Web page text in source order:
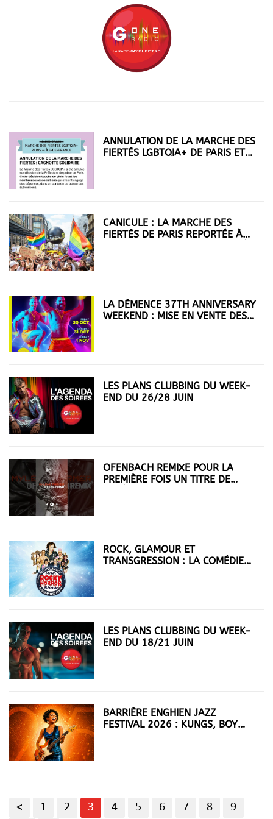
ANNULATION DE LA MARCHE DES
FIERTÉS LGBTQIA+ DE PARIS ET
CANICULE : LA MARCHE DES
FIERTÉS DE PARIS REPORTÉE À
LA DÉMENCE 37TH ANNIVERSARY
WEEKEND : MISE EN VENTE DES
LES PLANS CLUBBING DU WEEK-
END DU 26/28 JUIN
OFENBACH REMIXE POUR LA
PREMIÈRE FOIS UN TITRE DE
ROCK, GLAMOUR ET
TRANSGRESSION : LA COMÉDIE
LES PLANS CLUBBING DU WEEK-
END DU 18/21 JUIN
BARRIÈRE ENGHIEN JAZZ
FESTIVAL 2026 : KUNGS, BOY
< 1 2 3 4 5 6 7 8 9